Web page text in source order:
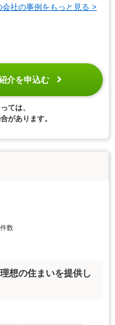
会社の事例をもっと見る >
介を申込む
ては、
があります。
数
想の住まいを提供し